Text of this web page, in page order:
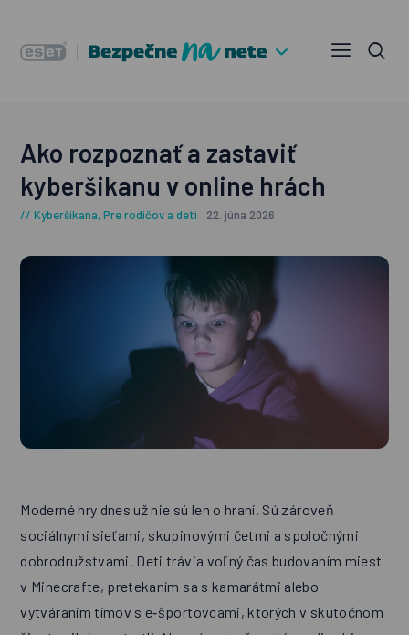
Ako rozpoznať a zastaviť
kyberšikanu v online hrách
Kyberšikana,Pre rodičov a deti 22. júna 2026
Moderné hry dnes už nie sú len o hraní. Sú zároveň
sociálnymi sieťami, skupinovými četmi a spoločnými
dobrodružstvami. Deti trávia voľný čas budovaním miest
v Minecrafte, pretekaním sa s kamarátmi alebo
vytváraním tímov s e‑športovcami, ktorých v skutočnom